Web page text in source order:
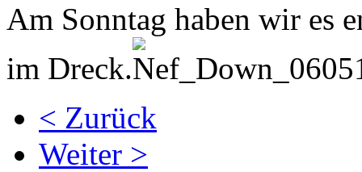
Am Sonntag haben wir es
im Dreck.
< Zurück
Weiter >